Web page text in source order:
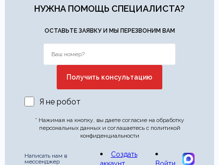
НУЖНА ПОМОЩЬ СПЕЦИАЛИСТА?
ОСТАВЬТЕ ЗАЯВКУ И МЫ ПЕРЕЗВОНИМ ВАМ
Я не робот
* Нажимая на кнопку, вы даете согласие на обработку
персональных данных и соглашаетесь с политикой
конфиденциальности
Написать нам в
мессенджер
Создать